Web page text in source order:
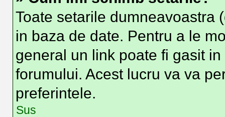
Toate setarile dumneavoastra
in baza de date. Pentru a le
general un link poate fi gasit
forumului. Acest lucru va va
preferintele.
Sus